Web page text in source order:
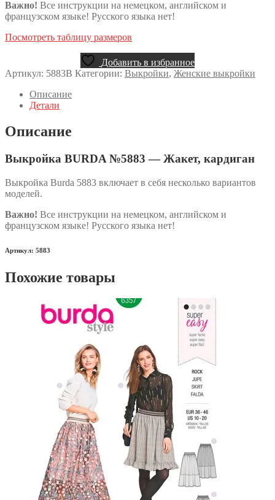
Важно! Все инструкции на немецком, английском и
французском языке! Русского языка нет!
Посмотреть таблицу размеров
Добавить в избранное
Артикул: 5883B Категории: Выкройки, Женские выкройки
Описание
Детали
Описание
Выкройка BURDA №5883 — Жакет, кардиган
Выкройка Burda 5883 включает в себя несколько вариантов
моделей.
Важно! Все инструкции на немецком, английском и
французском языке! Русского языка нет!
Артикул: 5883
Похожие товары